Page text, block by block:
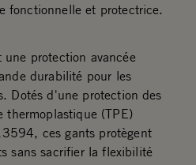
fonctionnelle et protectrice.
protection avancée
durabilité pour les
Dotés d'une protection des
thermoplastique (TPE)
ces gants protègent
sans sacrifier la flexibilité